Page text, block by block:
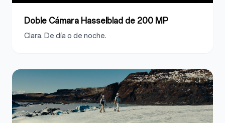
Doble Cámara Hasselblad de 200 MP
Clara. De día o de noche.